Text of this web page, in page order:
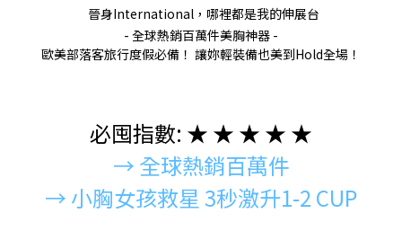
晉身International，哪裡都是我的伸展台
- 全球熱銷百萬件美胸神器 -
歐美部落客旅行度假必備！ 讓妳輕裝備也美到Hold全場！
必囤指數: ★ ★ ★ ★ ★
→ 全球熱銷百萬件
→ 小胸女孩救星 3秒激升1-2 CUP